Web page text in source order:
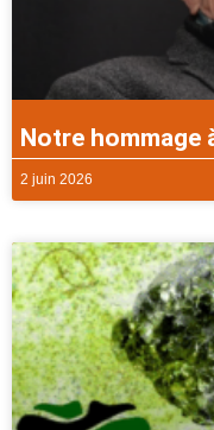
Notre hommage
2 juin 2026